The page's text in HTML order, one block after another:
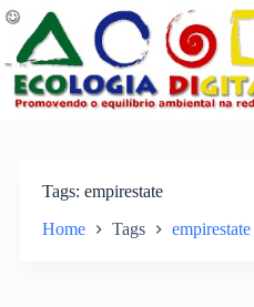
Pular
para
conteúdo
Tags empirestate
Home Tags empirestate